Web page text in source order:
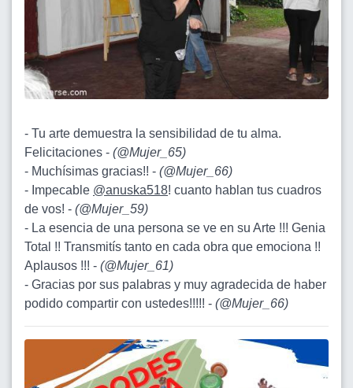
- Tu arte demuestra la sensibilidad de tu alma.
Felicitaciones - (@Mujer_65)
- Muchísimas gracias!! - (@Mujer_66)
- Impecable @anuska518! cuanto hablan tus cuadros
de vos! - (@Mujer_59)
- La esencia de una persona se ve en su Arte !!! Genia
Total !! Transmitís tanto en cada obra que emociona !!
Aplausos !!! - (@Mujer_61)
- Gracias por sus palabras y muy agradecida de haber
podido compartir con ustedes!!!!! - (@Mujer_66)